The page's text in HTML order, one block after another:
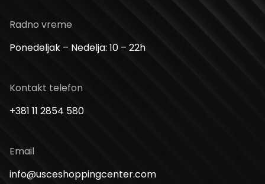
Radno vreme
Ponedeljak – Nedelja: 10 – 22h
Kontakt telefon
+381 11 2854 580
Email
info@usceshoppingcenter.com